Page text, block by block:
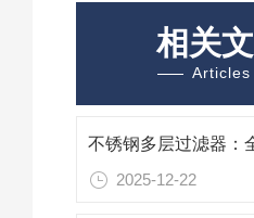
相关
Articles
2025-12-22